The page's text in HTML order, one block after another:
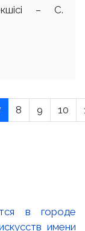
– С.
8 9 10